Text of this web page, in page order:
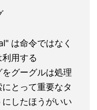
は命令ではなく
用する
グーグルは処理
とって重要なタ
したほうがいい